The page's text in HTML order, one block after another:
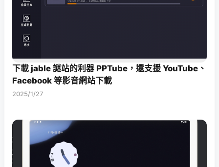
下載 jable 謎站的利器 PPTube，還支援 YouTube、
Facebook 等影音網站下載
2025/1/27